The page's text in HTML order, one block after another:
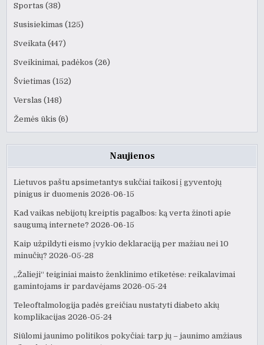
Sportas (38)
Susisiekimas (125)
Sveikata (447)
Sveikinimai, padėkos (26)
Švietimas (152)
Verslas (148)
Žemės ūkis (6)
Naujienos
Lietuvos paštu apsimetantys sukčiai taikosi į gyventojų
pinigus ir duomenis 2026-06-15
Kad vaikas nebijotų kreiptis pagalbos: ką verta žinoti apie
saugumą internete? 2026-06-15
Kaip užpildyti eismo įvykio deklaraciją per mažiau nei 10
minučių? 2026-05-28
„Žalieji“ teiginiai maisto ženklinimo etiketėse: reikalavimai
gamintojams ir pardavėjams 2026-05-24
Teleoftalmologija padės greičiau nustatyti diabeto akių
komplikacijas 2026-05-24
Siūlomi jaunimo politikos pokyčiai: tarp jų – jaunimo amžiaus